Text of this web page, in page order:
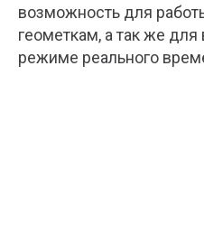
возможность для
геометкам, а так же
режиме реального